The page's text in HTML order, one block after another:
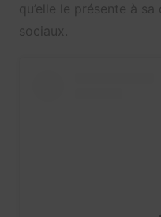
qu’elle le présente à
sociaux.